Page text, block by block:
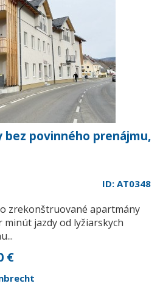
bez povinného prenájmu,
ID: AT0348
zrekonštruované apartmány
jazdy od lyžiarskych
€